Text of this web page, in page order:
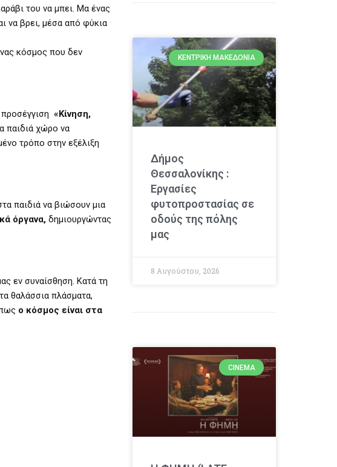
του να μπει. Μα ένας
να βρει, μέσα από φύκια
κόσμος που δεν
«Κίνηση,
παιδιά χώρο να
τρόπο στην εξέλιξη
παιδιά να βιώσουν μια
όργανα, δημιουργώντας
εν συναίσθηση. Κατά τη
θαλάσσια πλάσματα,
ο κόσμος είναι στα
ΚΕΝΤΡΙΚΉ ΜΑΚΕΔΟΝΊΑ
Δήμος
Θεσσαλονίκης :
Εργασίες
φυτοπροστασίας σε
οδούς της πόλης
μας
8 Αυγούστου, 2026
CINEMA